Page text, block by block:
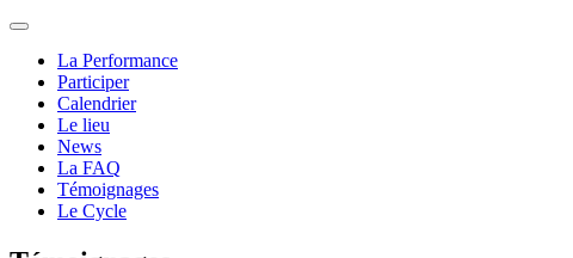
La Performance
Participer
Calendrier
Le lieu
News
La FAQ
Témoignages
Le Cycle